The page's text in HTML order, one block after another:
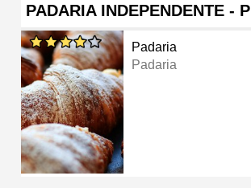
PADARIA INDEPENDENTE -
Padaria
Padaria